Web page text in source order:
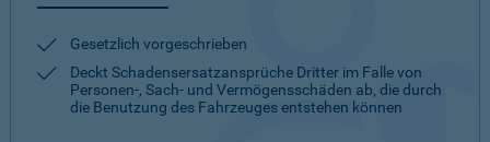
Gesetzlich vorgeschrieben
Deckt Schadensersatzansprüche Dritter im Falle von
Personen-, Sach- und Vermögensschäden ab, die durch
die Benutzung des Fahrzeuges entstehen können